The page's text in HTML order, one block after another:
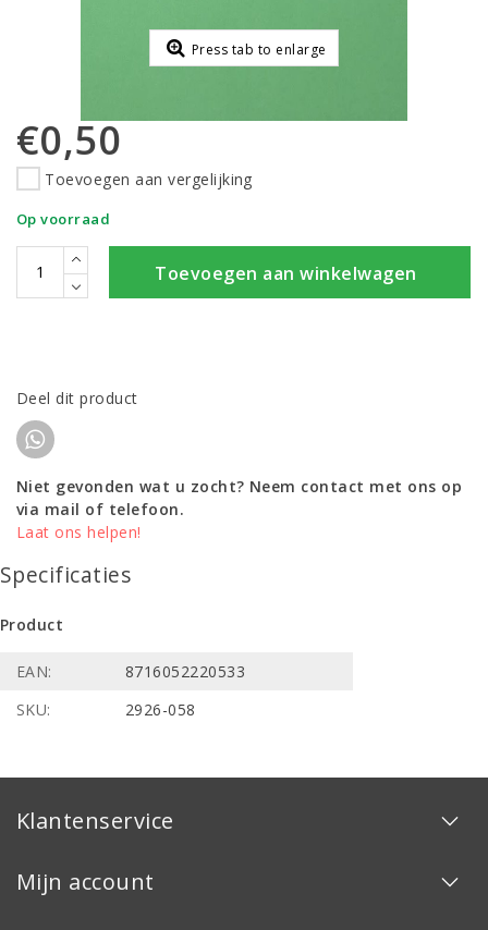
Press tab to enlarge
€0,50
Toevoegen aan vergelijking
Op voorraad
Toevoegen aan winkelwagen
Deel dit product
Niet gevonden wat u zocht? Neem contact met ons op
via mail of telefoon.
Laat ons helpen!
Specificaties
Product
EAN:
8716052220533
SKU:
2926-058
Klantenservice
Mijn account